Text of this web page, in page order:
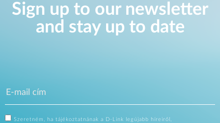
Sign up to our newsletter
and stay up to date
Szeretném, ha tájékoztatnának a D-Link legújabb híreiről,